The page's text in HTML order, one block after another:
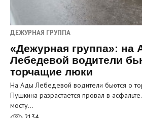
ДЕЖУРНАЯ ГРУППА
«Дежурная группа»: на
Лебедевой водители
торчащие люки
На Ады Лебедевой водители бьются о
Пушкина разрастается провал в
мосту…